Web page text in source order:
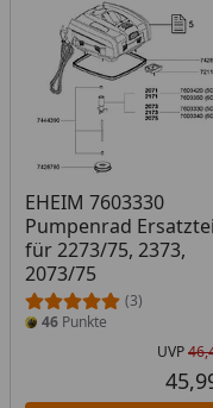
EHEIM 7603330
Pumpenrad
für 2273/75, 2373,
2073/75
(3)
46 Punkte
UVP